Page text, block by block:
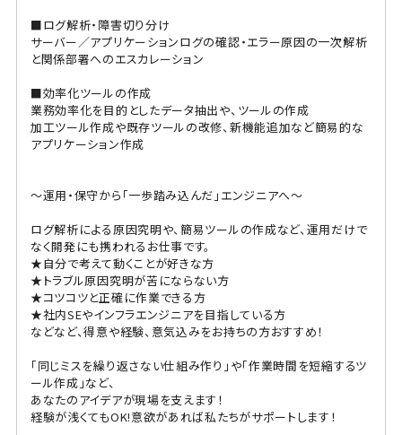
■ログ解析・障害切り分け
サーバー／アプリケーションログの確認・エラー原因の一次解析
と関係部署へのエスカレーション
■効率化ツールの作成
業務効率化を目的としたデータ抽出や、ツールの作成
加工ツール作成や既存ツールの改修、新機能追加など簡易的な
アプリケーション作成
～運用・保守から「一歩踏み込んだ」エンジニアへ～
ログ解析による原因究明や、簡易ツールの作成など、運用だけで
なく開発にも携われるお仕事です。
★自分で考えて動くことが好きな方
★トラブル原因究明が苦にならない方
★コツコツと正確に作業できる方
★社内SEやインフラエンジニアを目指している方
などなど、得意や経験、意気込みをお持ちの方おすすめ！
「同じミスを繰り返さない仕組み作り」や「作業時間を短縮するツ
ール作成」など、
あなたのアイデアが現場を支えます！
経験が浅くてもOK!意欲があれば私たちがサポートします！